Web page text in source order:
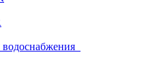
водоснабжения